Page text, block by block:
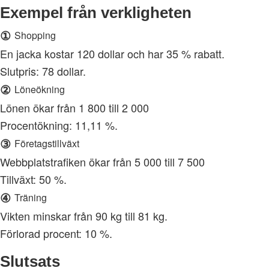
Exempel från verkligheten
① Shopping
En jacka kostar 120 dollar och har 35 % rabatt.
Slutpris: 78 dollar.
② Löneökning
Lönen ökar från 1 800 till 2 000
Procentökning: 11,11 %.
③ Företagstillväxt
Webbplatstrafiken ökar från 5 000 till 7 500
Tillväxt: 50 %.
④ Träning
Vikten minskar från 90 kg till 81 kg.
Förlorad procent: 10 %.
Slutsats